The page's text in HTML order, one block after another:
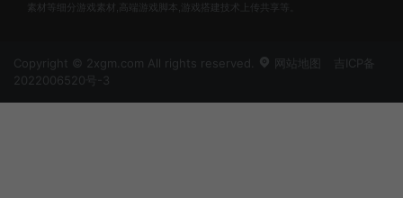
素材等细分游戏素材,高端游戏脚本,游戏搭建技术上传共享等。
Copyright © 2xgm.com All rights reserved. 网站地图
吉ICP备
2022006520号-3